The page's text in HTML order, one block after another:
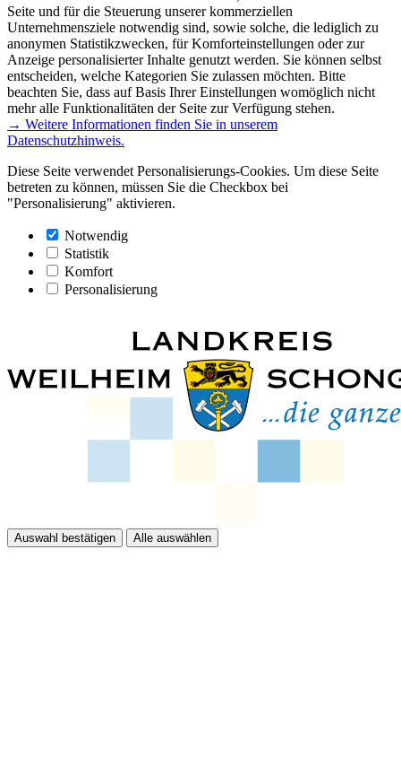
Seite und für die Steuerung unserer kommerziellen
Unternehmensziele notwendig sind, sowie solche, die lediglich zu
anonymen Statistikzwecken, für Komforteinstellungen oder zur
Anzeige personalisierter Inhalte genutzt werden. Sie können selbst
entscheiden, welche Kategorien Sie zulassen möchten. Bitte
beachten Sie, dass auf Basis Ihrer Einstellungen womöglich nicht
mehr alle Funktionalitäten der Seite zur Verfügung stehen.
→ Weitere Informationen finden Sie in unserem
Datenschutzhinweis.
Diese Seite verwendet Personalisierungs-Cookies. Um diese Seite
betreten zu können, müssen Sie die Checkbox bei
"Personalisierung" aktivieren.
Notwendig
Statistik
Komfort
Personalisierung
Auswahl bestätigen Alle auswählen